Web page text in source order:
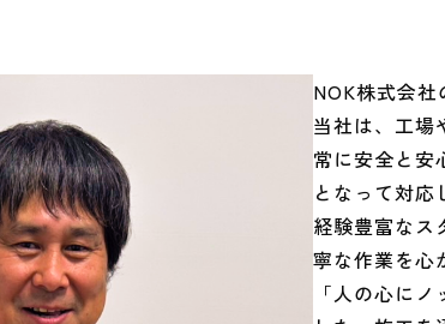
NOK株式会社
当社は、工場
常に安全と安
となって対応
経験豊富なス
寧な作業を心
「人の心に